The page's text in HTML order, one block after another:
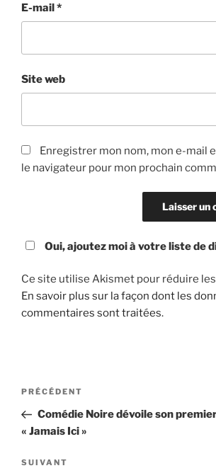
E-mail*
Site web
Enregistrer mon nom, mon e-mail
le navigateur pour mon prochain
Oui, ajoutez moi à votre liste de
Ce site utilise Akismet pour réduire
En savoir plus sur la façon dont les
commentaires sont traitées.
Navigation
l’article
Article
précédent
PRÉCÉDENT
Comédie Noire dévoile son
« Jamais Ici »
Article
SUIVANT